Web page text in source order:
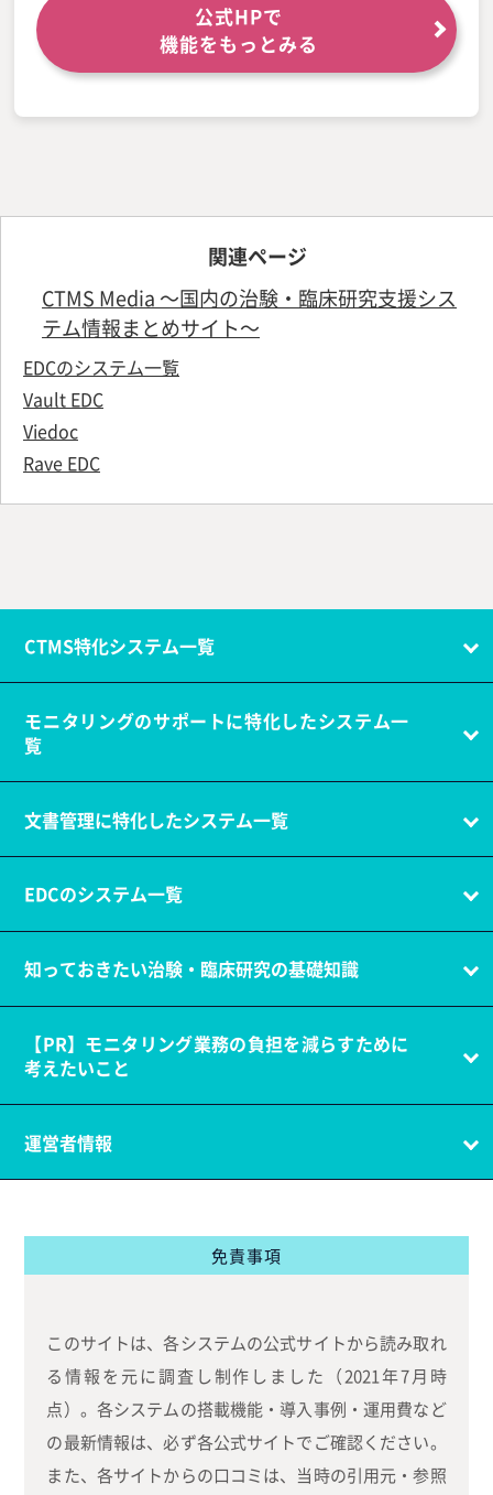
公式HPで
機能をもっとみる
関連ページ
CTMS Media ～国内の治験・臨床研究支援シス
テム情報まとめサイト～
EDCのシステム一覧
Vault EDC
Viedoc
Rave EDC
CTMS特化システム一覧
モニタリングのサポートに特化したシステム一
覧
文書管理に特化したシステム一覧
EDCのシステム一覧
知っておきたい治験・臨床研究の基礎知識
【PR】モニタリング業務の負担を減らすために
考えたいこと
運営者情報
免責事項
このサイトは、各システムの公式サイトから読み取れ
る情報を元に調査し制作しました（2021年7月時
点）。各システムの搭載機能・導入事例・運用費など
の最新情報は、必ず各公式サイトでご確認ください。
また、各サイトからの口コミは、当時の引用元・参照